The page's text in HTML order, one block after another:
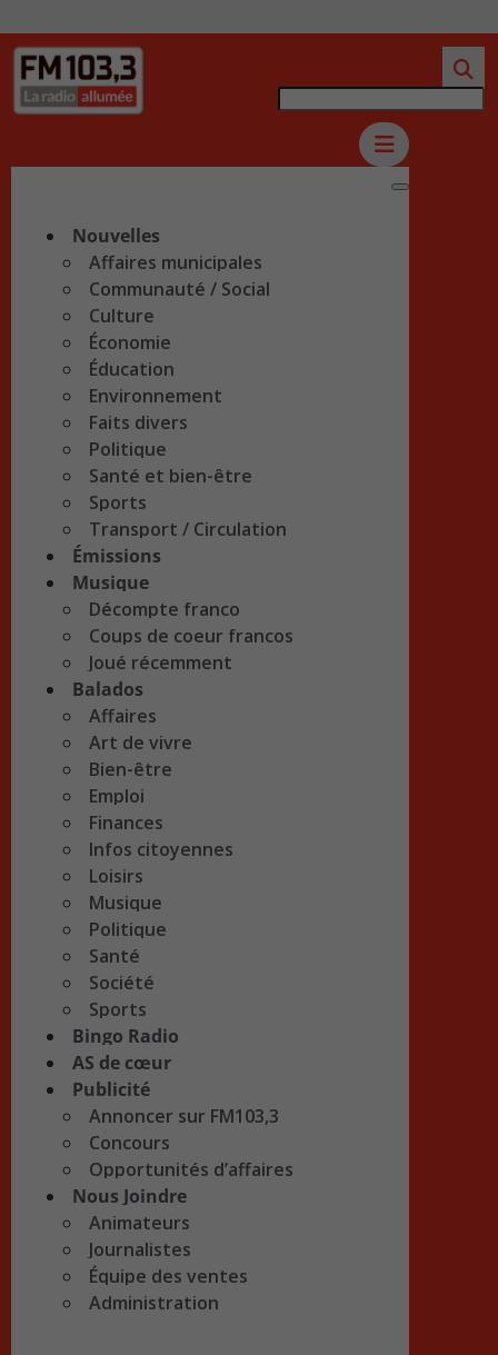
Nouvelles
Affaires municipales
Communauté / Social
Culture
Économie
Éducation
Environnement
Faits divers
Politique
Santé et bien-être
Sports
Transport / Circulation
Émissions
Musique
Décompte franco
Coups de coeur francos
Joué récemment
Balados
Affaires
Art de vivre
Bien-être
Emploi
Finances
Infos citoyennes
Loisirs
Musique
Politique
Santé
Société
Sports
Bingo Radio
AS de cœur
Publicité
Annoncer sur FM103,3
Concours
Opportunités d’affaires
Nous Joindre
Animateurs
Journalistes
Équipe des ventes
Administration